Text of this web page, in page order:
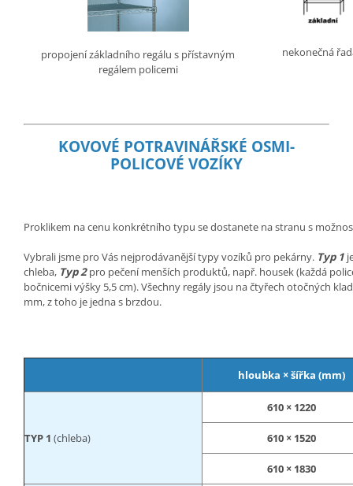
propojení základního regálu s přístavným
regálem policemi
nekonečná
KOVOVÉ POTRAVINÁŘSKÉ OSMI-
POLICOVÉ VOZÍKY
Proklikem na cenu konkrétního typu se dostanete na stranu s
Vybrali jsme pro Vás nejprodávanější typy vozíků pro pekárny. Typ 1
chleba, Typ 2pro pečení menších produktů, např. housek (každá
bočnicemi výšky 5,5 cm). Všechny regály jsou na čtyřech otočných
mm, z toho je jedna s brzdou.
hloubka × šířka (mm)
TYP 1 (chleba)
610 × 1220
610 × 1520
610 × 1830